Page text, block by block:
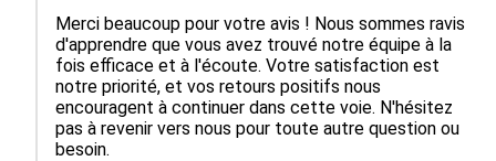
Merci beaucoup pour votre avis ! Nous sommes ravis
d'apprendre que vous avez trouvé notre équipe à la
fois efficace et à l'écoute. Votre satisfaction est
notre priorité, et vos retours positifs nous
encouragent à continuer dans cette voie. N'hésitez
pas à revenir vers nous pour toute autre question ou
besoin.